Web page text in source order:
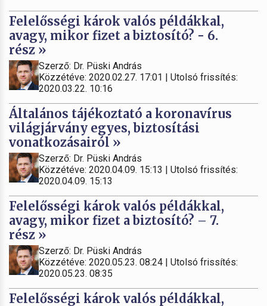
Felelősségi károk valós példákkal,
avagy, mikor fizet a biztosító? - 6.
rész »
Szerző: Dr. Püski András
Közzétéve: 2020.02.27. 17:01 | Utolsó frissítés:
2020.03.22. 10:16
Általános tájékoztató a koronavírus
világjárvány egyes, biztosítási
vonatkozásairól »
Szerző: Dr. Püski András
Közzétéve: 2020.04.09. 15:13 | Utolsó frissítés:
2020.04.09. 15:13
Felelősségi károk valós példákkal,
avagy, mikor fizet a biztosító? – 7.
rész »
Szerző: Dr. Püski András
Közzétéve: 2020.05.23. 08:24 | Utolsó frissítés:
2020.05.23. 08:35
Felelősségi károk valós példákkal,